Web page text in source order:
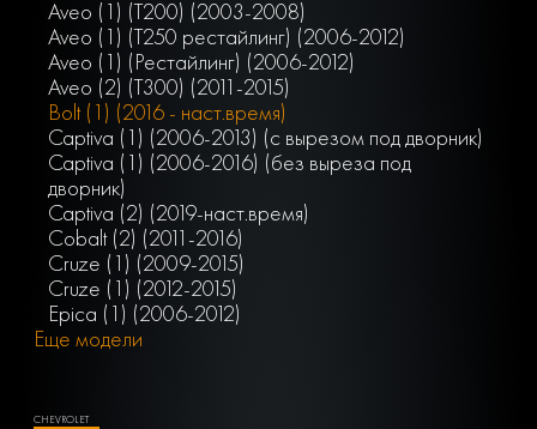
Aveo (1) (T200) (2003-2008)
Aveo (1) (T250 рестайлинг) (2006-2012)
Aveo (1) (Рестайлинг) (2006-2012)
Aveo (2) (T300) (2011-2015)
Bolt (1) (2016 - наст.время)
Captiva (1) (2006-2013) (с вырезом под дворник)
Captiva (1) (2006-2016) (без выреза под
дворник)
Captiva (2) (2019-наст.время)
Cobalt (2) (2011-2016)
Cruze (1) (2009-2015)
Cruze (1) (2012-2015)
Epica (1) (2006-2012)
Еще модели
CHEVROLET